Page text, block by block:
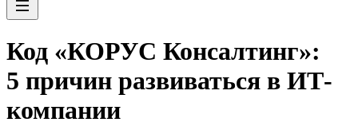
Код «КОРУС Консалтинг»:
5 причин развиваться в ИТ-
компании